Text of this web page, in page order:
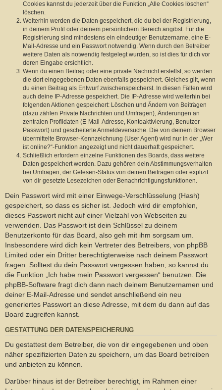
Cookies kannst du jederzeit über die Funktion „Alle Cookies löschen“
löschen.
Weiterhin werden die Daten gespeichert, die du bei der Registrierung,
in deinem Profil oder deinem persönlichem Bereich angibst. Für die
Registrierung sind mindestens ein eindeutiger Benutzername, eine E-
Mail-Adresse und ein Passwort notwendig. Wenn durch den Betreiber
weitere Daten als notwendig festgelegt wurden, so ist dies für dich vor
deren Eingabe ersichtlich.
Wenn du einen Beitrag oder eine private Nachricht erstellst, so werden
die dort eingegebenen Daten ebenfalls gespeichert. Gleiches gilt, wenn
du einen Beitrag als Entwurf zwischenspeicherst. In diesen Fällen wird
auch deine IP-Adresse gespeichert. Die IP-Adresse wird weiterhin bei
folgenden Aktionen gespeichert: Löschen und Ändern von Beiträgen
(dazu zählen Private Nachrichten und Umfragen), Änderungen an
zentralen Profildaten (E-Mail-Adresse, Kontoaktivierung, Benutzer-
Passwort) und gescheiterte Anmeldeversuche. Die von deinem Browser
übermittelte Browser-Kennzeichnung (User Agent) wird nur in der „Wer
ist online?“-Funktion angezeigt und nicht dauerhaft gespeichert.
Schließlich erfordern einzelne Funktionen des Boards, dass weitere
Daten gespeichert werden. Dazu gehören dein Abstimmungsverhalten
bei Umfragen, der Gelesen-Status von deinen Beiträgen oder explizit
von dir gesetzte Lesezeichen oder Benachrichtigungsfunktionen.
Dein Passwort wird mit einer Einwege-Verschlüsselung (Hash)
gespeichert, so dass es sicher ist. Jedoch wird dir empfohlen,
dieses Passwort nicht auf einer Vielzahl von Webseiten zu
verwenden. Das Passwort ist dein Schlüssel zu deinem
Benutzerkonto für das Board, also geh mit ihm sorgsam um.
Insbesondere wird dich kein Vertreter des Betreibers, von phpBB
Limited oder ein Dritter berechtigterweise nach deinem Passwort
fragen. Solltest du dein Passwort vergessen haben, so kannst du
die Funktion „Ich habe mein Passwort vergessen“ benutzen. Die
phpBB-Software fragt dich dann nach deinem Benutzernamen und
deiner E-Mail-Adresse und sendet anschließend ein neu
generiertes Passwort an diese Adresse, mit dem du dann auf das
Board zugreifen kannst.
GESTATTUNG DER DATENSPEICHERUNG
Du gestattest dem Betreiber, die von dir eingegebenen und oben
näher spezifizierten Daten zu speichern, um das Board betreiben
und anbieten zu können.
Darüber hinaus ist der Betreiber berechtigt, im Rahmen einer